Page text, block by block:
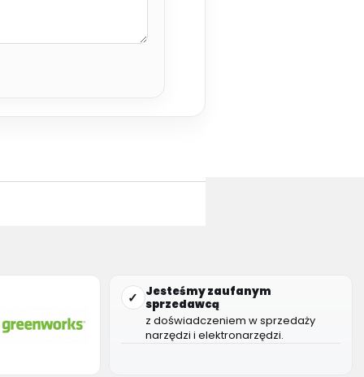
✓
Jesteśmy zaufanym
sprzedawcą
z doświadczeniem w sprzedaży
narzędzi i elektronarzędzi.